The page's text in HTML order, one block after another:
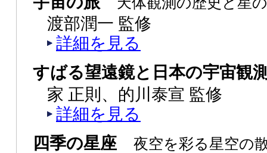
渡部潤一 監修
詳細を見る
すばる望遠鏡と日本の宇宙観
家 正則、的川泰宣 監修
詳細を見る
四季の星座 夜空を彩る星空の